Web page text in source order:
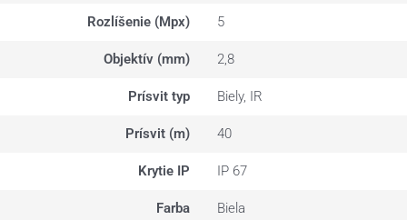
Rozlíšenie (Mpx) 5
Objektív (mm) 2,8
Prísvit typ Biely, IR
Prísvit (m) 40
Krytie IP IP 67
Farba Biela